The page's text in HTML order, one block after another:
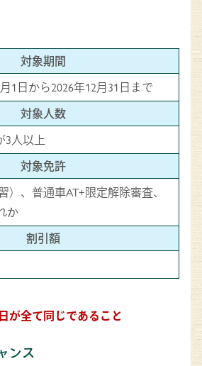
対象期間
1日から2026年12月31日まで
対象人数
3人以上
対象免許
）、普通車AT+限定解除審査、
か
割引額
が全て同じであること
ンス